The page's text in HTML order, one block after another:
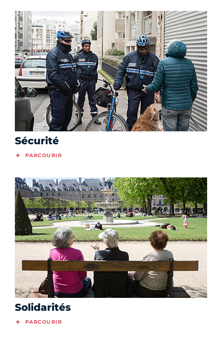
Sécurité
PARCOURIR
Solidarités
PARCOURIR